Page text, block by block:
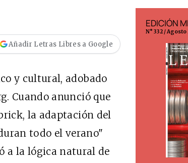
Añadir Letras Libres a Google
y cultural, adobado
Cuando anunció que
la adaptación del
todo el verano"
a la lógica natural de
EDICIÓN
N° 332 / Agosto